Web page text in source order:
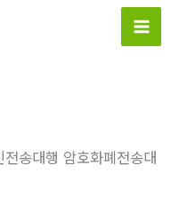
송대행 암호화폐전송대